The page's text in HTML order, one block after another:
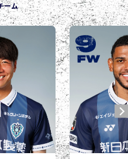
ーム
城後 寿
JOGO Hisashi
10
FW